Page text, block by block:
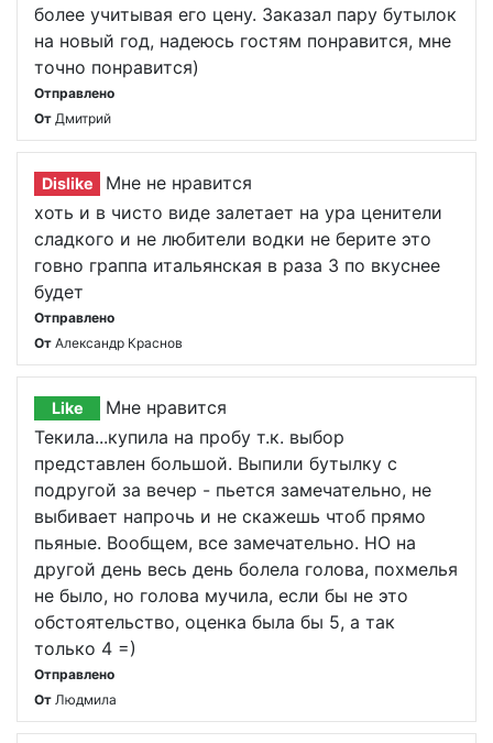
более учитывая его цену. Заказал пару бутылок
на новый год, надеюсь гостям понравится, мне
точно понравится)
Отправлено
От Дмитрий
Dislike
Мне не нравится
хоть и в чисто виде залетает на ура ценители
сладкого и не любители водки не берите это
говно граппа итальянская в раза 3 по вкуснее
будет
Отправлено
От Александр Краснов
Like
Мне нравится
Текила...купила на пробу т.к. выбор
представлен большой. Выпили бутылку с
подругой за вечер - пьется замечательно, не
выбивает напрочь и не скажешь чтоб прямо
пьяные. Вообщем, все замечательно. НО на
другой день весь день болела голова, похмелья
не было, но голова мучила, если бы не это
обстоятельство, оценка была бы 5, а так
только 4 =)
Отправлено
От Людмила